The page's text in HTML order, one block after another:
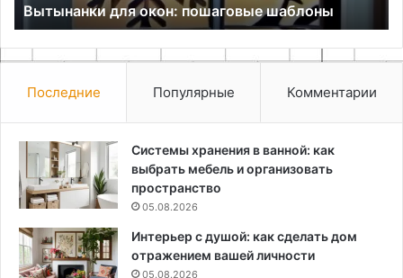
Алебастр
Последние Популярные Комментарии
Системы хранения в ванной: как
выбрать мебель и организовать
пространство
05.08.2026
Интерьер с душой: как сделать дом
отражением вашей личности
05.08.2026